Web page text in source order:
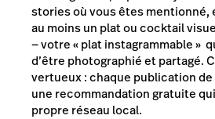
stories où vous êtes mentionné,
au moins un plat ou cocktail
— votre « plat instagrammable »
d’être photographié et partagé.
vertueux : chaque publication
une recommandation gratuite
propre réseau local.